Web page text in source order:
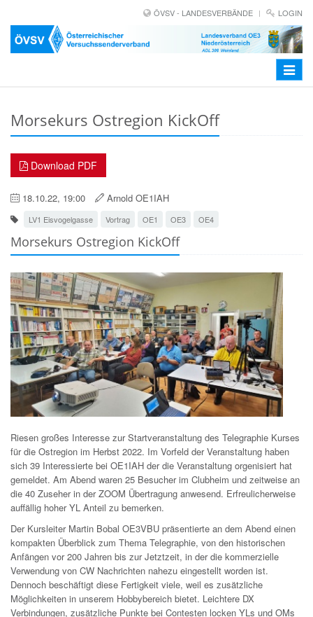
ÖVSV - LANDESVERBÄNDE LOGIN
Toggle
Morsekurs Ostregion KickOff
Download PDF
18.10.22, 19:00 Arnold OE1IAH
LV1 Eisvogelgasse Vortrag OE1 OE3 OE4
Morsekurs Ostregion KickOff
Riesen großes Interesse zur Startveranstaltung des Telegraphie Kurses
für die Ostregion im Herbst 2022. Im Vorfeld der Veranstaltung haben
sich 39 Interessierte bei OE1IAH der die Veranstaltung orgenisiert hat
gemeldet. Am Abend waren 25 Besucher im Clubheim und zeitweise an
die 40 Zuseher in der ZOOM Übertragung anwesend. Erfreulicherweise
auffällig hoher YL Anteil zu bemerken.
Der Kursleiter Martin Bobal OE3VBU präsentierte an dem Abend einen
kompakten Überblick zum Thema Telegraphie, von den historischen
Anfängen vor 200 Jahren bis zur Jetztzeit, in der die kommerzielle
Verwendung von CW Nachrichten nahezu eingestellt worden ist.
Dennoch beschäftigt diese Fertigkeit viele, weil es zusätzliche
Möglichkeiten in unserem Hobbybereich bietet. Leichtere DX
Verbindungen, zusätzliche Punkte bei Contesten locken YLs und OMs